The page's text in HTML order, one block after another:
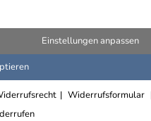
Einstellungen anpassen
Widerrufsformular